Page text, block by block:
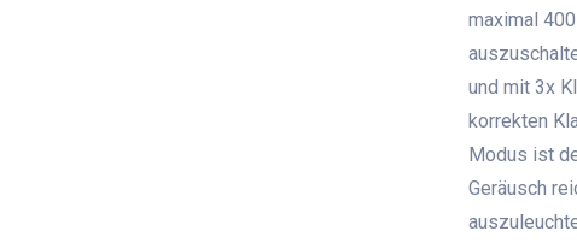
maximal
und mit 3x
korrekten
Modus ist
Geräusch